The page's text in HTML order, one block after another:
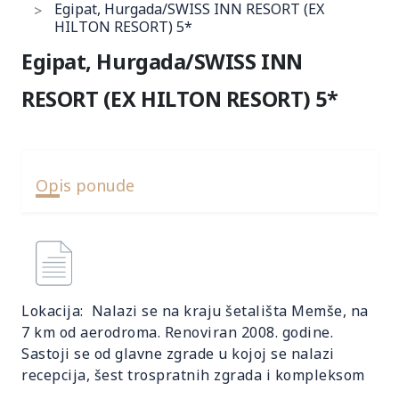
Egipat, Hurgada/SWISS INN RESORT (EX
HILTON RESORT) 5*
Egipat, Hurgada/SWISS INN
RESORT (EX HILTON RESORT) 5*
Opis ponude
Lokacija: Nalazi se na kraju šetališta Memše, na
7 km od aerodroma. Renoviran 2008. godine.
Sastoji se od glavne zgrade u kojoj se nalazi
recepcija, šest trospratnih zgrada i kompleksom